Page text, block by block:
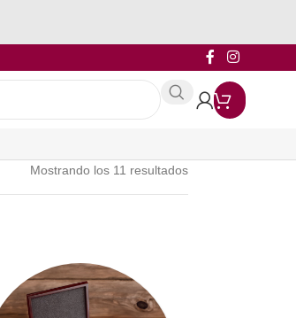
Mostrando los 11 resultados